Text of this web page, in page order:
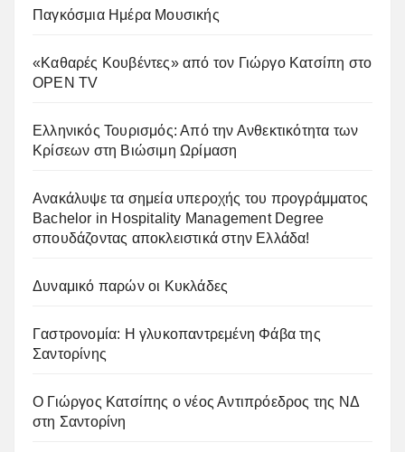
Παγκόσμια Ημέρα Μουσικής
«Καθαρές Κουβέντες» από τον Γιώργο Κατσίπη στο
OPEN TV
Ελληνικός Τουρισμός: Από την Ανθεκτικότητα των
Κρίσεων στη Βιώσιμη Ωρίμαση
Ανακάλυψε τα σημεία υπεροχής του προγράμματος
Bachelor in Hospitality Management Degree
σπουδάζοντας αποκλειστικά στην Ελλάδα!
Δυναμικό παρών οι Κυκλάδες
Γαστρονομία: Η γλυκοπαντρεμένη Φάβα της
Σαντορίνης
Ο Γιώργος Κατσίπης ο νέος Αντιπρόεδρος της ΝΔ
στη Σαντορίνη